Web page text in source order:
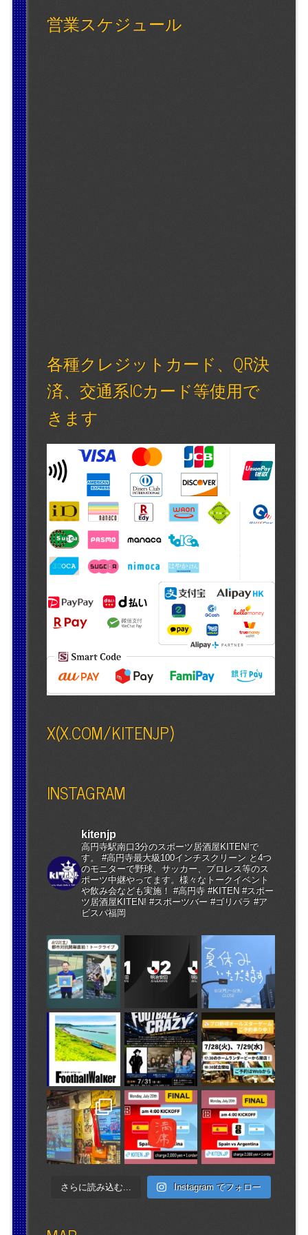
営業スケジュール
各種クレジットカード、QR決
済、交通系ICカード等使用で
きます
X(X.COM/KITENJP)
INSTAGRAM
kitenjp
高円寺駅南口3分のスポーツ居酒屋KITEN!で
す。 #高円寺最大級100インチスクリーン と4つ
のモニターで野球、サッカー、プロレス等のス
ポーツ中継やってます。様々なトークイベント
や飲み会なども実施！ #高円寺 #KITEN #スポー
ツ居酒屋KITEN! #スポーツバー #ゴリパラ #ア
ビスパ福岡
さらに読み込む... Instagram でフォロー